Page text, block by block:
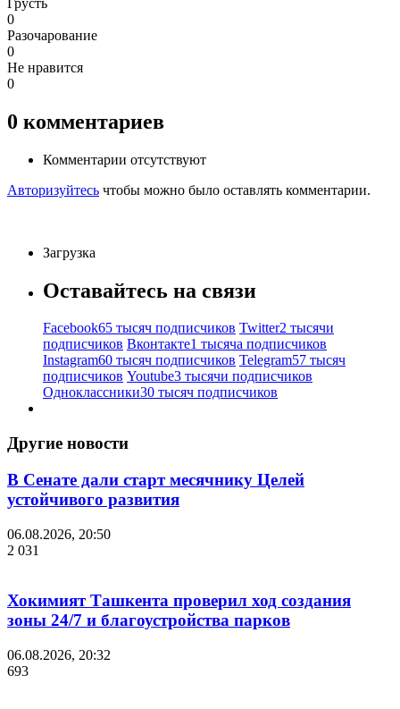
0
Разочарование
0
Не нравится
0
0 комментариев
Комментарии отсутствуют
Авторизуйтесь чтобы можно было оставлять комментарии.
Загрузка
Оставайтесь на связи
Facebook65 тысяч подписчиков Twitter2 тысячи
подписчиков Вконтакте1 тысяча подписчиков
Instagram60 тысяч подписчиков Telegram57 тысяч
подписчиков Youtube3 тысячи подписчиков
Одноклассники30 тысяч подписчиков
Другие новости
В Сенате дали старт месячнику Целей
устойчивого развития
06.08.2026, 20:50
2 031
Хокимият Ташкента проверил ход создания
зоны 24/7 и благоустройства парков
06.08.2026, 20:32
693